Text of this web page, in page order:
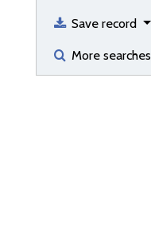
Save record
More searches